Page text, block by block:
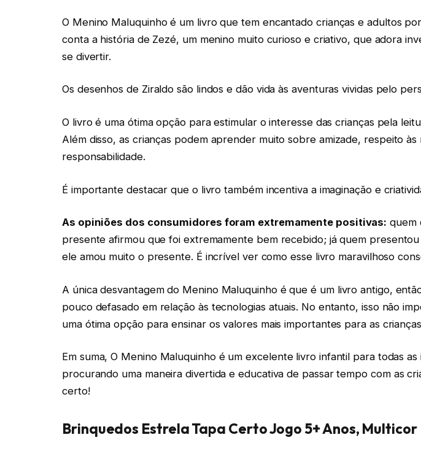
O Menino Maluquinho é um livro que tem encantado crianças e adultos
conta a história de Zezé, um menino muito curioso e criativo, que adora
se divertir.
Os desenhos de Ziraldo são lindos e dão vida às aventuras vividas pelo
O livro é uma ótima opção para estimular o interesse das crianças pela
Além disso, as crianças podem aprender muito sobre amizade, respeito às
responsabilidade.
É importante destacar que o livro também incentiva a imaginação e
As opiniões dos consumidores foram extremamente positivas: quem
presente afirmou que foi extremamente bem recebido; já quem
ele amou muito o presente. É incrível ver como esse livro maravilhoso
A única desvantagem do Menino Maluquinho é que é um livro antigo,
pouco defasado em relação às tecnologias atuais. No entanto, isso não
uma ótima opção para ensinar os valores mais importantes para as
Em suma, O Menino Maluquinho é um excelente livro infantil para todas as
procurando uma maneira divertida e educativa de passar tempo com as
certo!
Brinquedos Estrela Tapa Certo Jogo 5+ Anos, Multicor